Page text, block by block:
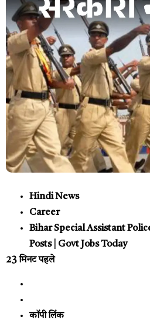
Hindi News
Career
Bihar Special Assistant
Posts | Govt Jobs Today
23 मिनट पहले
कॉपी लिंक